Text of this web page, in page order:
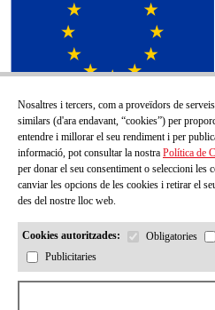
SUBSCRIU-TE AL
Nosaltres i tercers, com a proveïdors de
similars (d'ara endavant, “cookies”) per
entendre i millorar el seu rendiment i per
informació, pot consultar la nostra Política de
per donar el seu consentiment o seleccioni les
canviar les opcions de les cookies i retirar el
des del nostre lloc web.
Cookies autoritzades: Obligatories
Publicitaries